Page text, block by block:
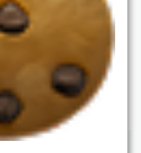
драйв
а начать
и